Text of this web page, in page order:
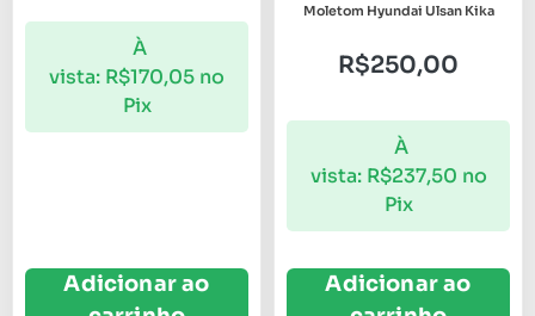
À
vista: R$170,05 no
Pix
Adicionar ao
Moletom Hyundai Ulsan Kika
R$250,00
À
vista: R$237,50 no
Pix
Adicionar ao